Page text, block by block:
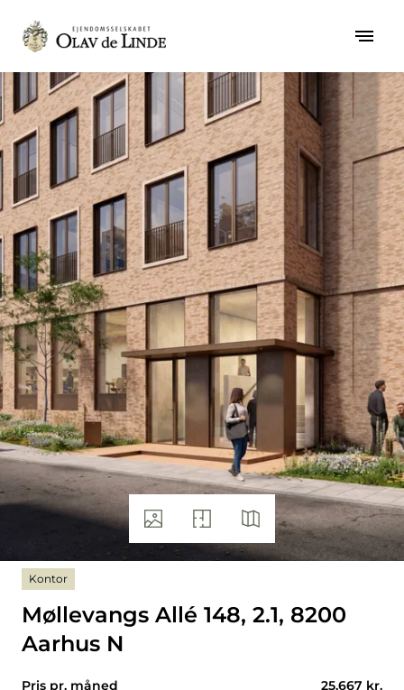
Kontor
Møllevangs Allé 148, 2.1, 8200
Aarhus N
Pris pr. måned 25.667 kr.